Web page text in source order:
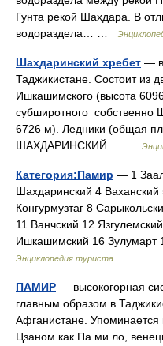
Гунта рекой Шахдара. В
водораздела… …
Шахдаринский хребет —
Таджикистане. Состоит из
Ишкашимского (высота
субширотного собственно
6726 м). Ледники (общая
ШАХДАРИНСКИЙ… …
Категория:Памир — 1
Шахдаринский 4 Ваханский
Конгурмузтаг 8
11 Ванчский 12
Ишкашимский 16
Энциклопедия туриста
ПАМИР — высокогорная
главным образом в
Афганистане. Упоминается
Цзаном как Па ми ло,